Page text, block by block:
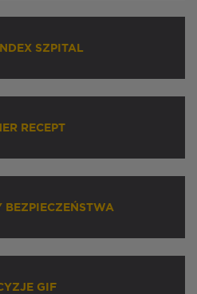
SZPITAL
RECEPT
BEZPIECZEŃSTWA
GIF